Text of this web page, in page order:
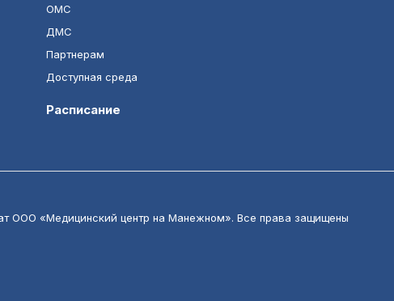
ОМС
ДМС
Партнерам
Доступная среда
Расписание
ООО «Медицинский центр на Манежном». Все права защищены